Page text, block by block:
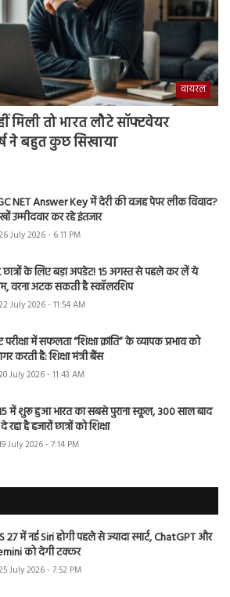
वायरल
मिली तो भारत लौटे सॉफ्टवेयर
ने बहुत कुछ सिखाया
NET Answer Key में देरी की वजह पेपर लीक विवाद?
उम्मीदवार कर रहे इंतजार
July 2026 - 6:11 PM
छात्रों के लिए बड़ा अपडेट! 15 अगस्त से पहले कर लें ये
वरना अटक सकती है स्कॉलरशिप
July 2026 - 11:54 AM
परीक्षा में सफलता “शिक्षा क्रांति” के व्यापक प्रभाव को
करती है: शिक्षा मंत्री बैंस
July 2026 - 11:43 AM
में शुरू हुआ भारत का सबसे पुराना स्कूल, 300 साल बाद
रहा है हजारों छात्रों को शिक्षा
July 2026 - 7:14 PM
27 में नई Siri होगी पहले से ज्यादा स्मार्ट, ChatGPT और
को देगी टक्कर
July 2026 - 7:52 PM